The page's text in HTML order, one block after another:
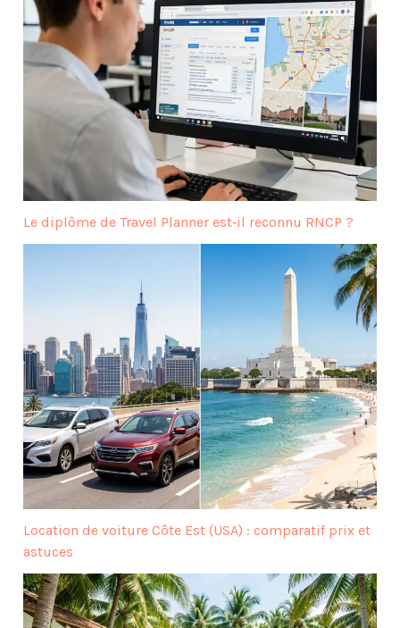
Le diplôme de Travel Planner est‑il reconnu RNCP ?
Location de voiture Côte Est (USA) : comparatif prix et
astuces